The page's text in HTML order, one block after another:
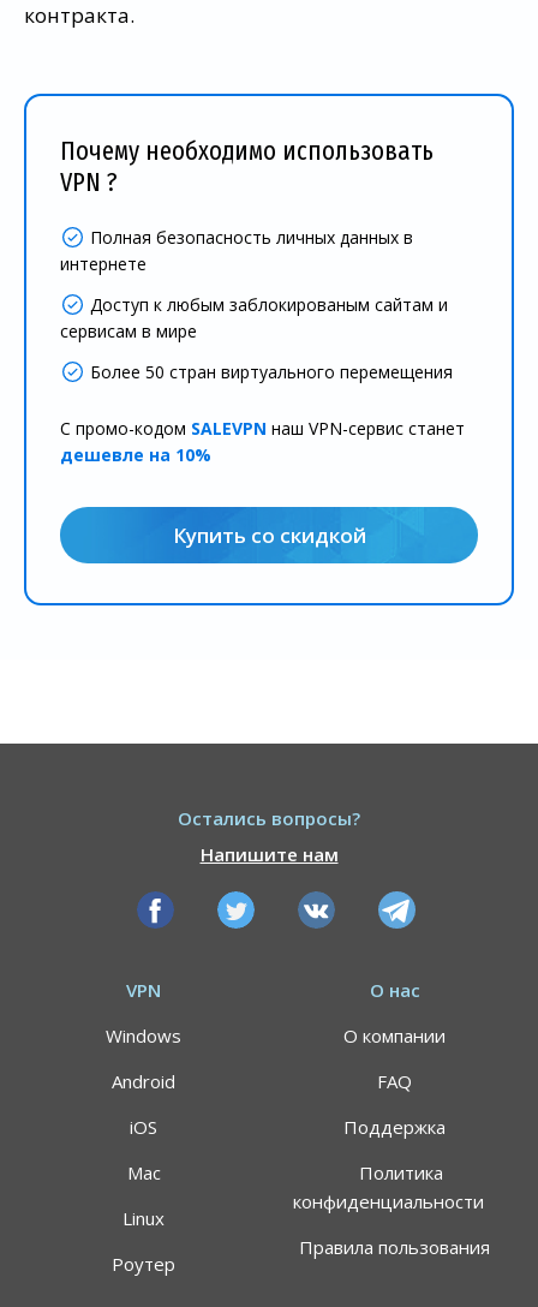
контракта.
Почему необходимо использовать
VPN ?
Полная безопасность личных данных в
интернете
Доступ к любым заблокированым сайтам и
сервисам в мире
Более 50 стран виртуального перемещения
С промо-кодом SALEVPN наш VPN-сервис станет
дешевле на 10%
Купить со скидкой
Остались вопросы?
Напишите нам
VPN
Windows
Android
iOS
Mac
Linux
Роутер
О нас
О компании
FAQ
Поддержка
Политика
конфиденциальности
Правила пользования